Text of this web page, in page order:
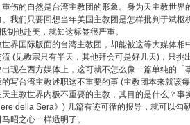
伤的自然是台湾主教团的形象。身为天主教世界
我们只要回想当年美国主教团是怎样批判于斌枢
制他赴美，就知这标签很严重。
界国际版面的台湾主教团，却能被这等大媒体相
(见教宗只有半天，其他拜会可是好几天)，只挑
现在西方媒体上，这可就不怎么像一篇单纯的「
写台湾主教述职这不重要的事 (主教团本来就该
主教世界内极不重要的主教，其目的是什么？事
della Sera》) 几篇有迹可循的报导，就可以勾
昭之心一样透明了。